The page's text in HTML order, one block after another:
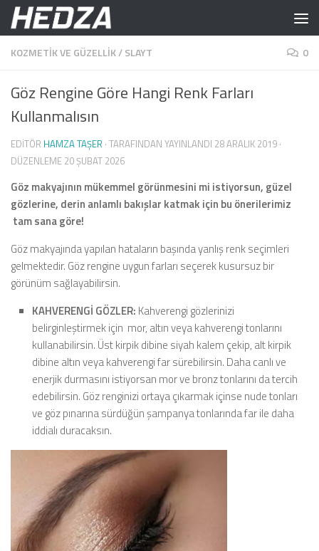
Skip to content
KOZMETIK VE GÜZELLIK/SLAYT 0
Göz Rengine Göre Hangi Renk Farları
Kullanmalısın
EDITÖR HAMZA TAŞER · TARAFINDAN YAYINLANDI 28 ARALIK 2019 ·
DÜZENLEME 20 ŞUBAT 2026
Göz makyajının mükemmel görünmesini mi istiyorsun, güzel
gözlerine, derin anlamlı bakışlar katmak için bu önerilerimiz
tam sana göre!
Göz makyajında yapılan hataların başında yanlış renk seçimleri
gelmektedir. Göz rengine uygun farları seçerek kusursuz bir
görünüm sağlayabilirsin.
KAHVERENGİ GÖZLER: Kahverengi gözlerinizi
belirginleştirmek için mor, altın veya kahverengi tonlarını
kullanabilirsin. Üst kirpik dibine siyah kalem çekip, alt kirpik
dibine altın veya kahverengi far sürebilirsin. Daha canlı ve
enerjik durmasını istiyorsan mor ve bronz tonlarını da tercih
edebilirsin. Göz renginizi ortaya çıkarmak içinse nude tonları
ve göz pınarına sürdüğün şampanya tonlarında far ile daha
iddialı duracaksın.